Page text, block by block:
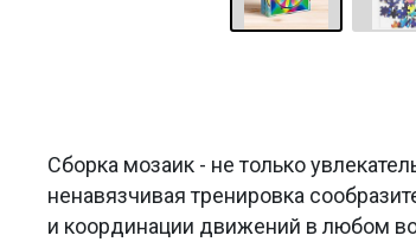
Сборка мозаик - не только
ненавязчивая тренировка
и координации движений в любом